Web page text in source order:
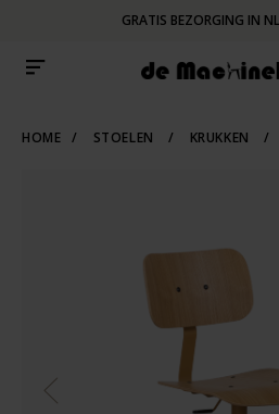
GRATIS BEZORGING IN
HOME / STOELEN / KRUKKEN /